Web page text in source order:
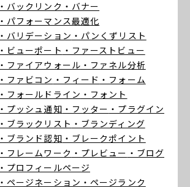
・バックリンク ・バナー
・パフォーマンス最適化
・バリデーション ・パンくずリスト
・ビューポート ・ファーストビュー
・ファイアウォール ・ファネル分析
・ファビコン ・フィード ・フォーム
・フォールドライン ・フォント
・プッシュ通知 ・フッター ・プラグイン
・ブラックリスト ・ブランディング
・ブランド認知 ・ブレークポイント
・フレームワーク ・プレビュー ・ブログ
・プロフィールページ
・ページネーション ・ページランク